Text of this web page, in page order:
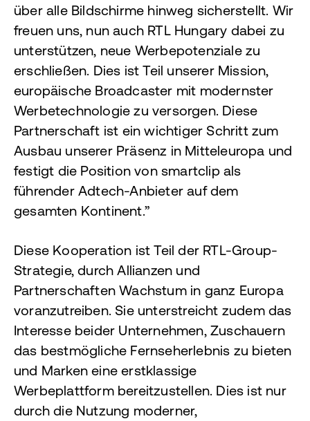
über alle Bildschirme hinweg sicherstellt. Wir
freuen uns, nun auch RTL Hungary dabei zu
unterstützen, neue Werbepotenziale zu
erschließen. Dies ist Teil unserer Mission,
europäische Broadcaster mit modernster
Werbetechnologie zu versorgen. Diese
Partnerschaft ist ein wichtiger Schritt zum
Ausbau unserer Präsenz in Mitteleuropa und
festigt die Position von smartclip als
führender Adtech-Anbieter auf dem
gesamten Kontinent.”
Diese Kooperation ist Teil der RTL-Group-
Strategie, durch Allianzen und
Partnerschaften Wachstum in ganz Europa
voranzutreiben. Sie unterstreicht zudem das
Interesse beider Unternehmen, Zuschauern
das bestmögliche Fernseherlebnis zu bieten
und Marken eine erstklassige
Werbeplattform bereitzustellen. Dies ist nur
durch die Nutzung moderner,